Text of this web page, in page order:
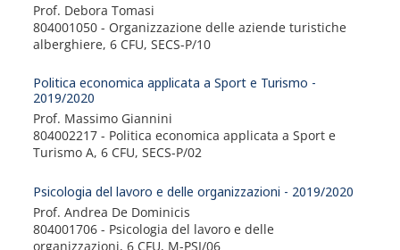
Prof. Debora Tomasi
804001050 - Organizzazione delle aziende turistiche
alberghiere, 6 CFU, SECS-P/10
Politica economica applicata a Sport e Turismo -
2019/2020
Prof. Massimo Giannini
804002217 - Politica economica applicata a Sport e
Turismo A, 6 CFU, SECS-P/02
Psicologia del lavoro e delle organizzazioni - 2019/2020
Prof. Andrea De Dominicis
804001706 - Psicologia del lavoro e delle
organizzazioni, 6 CFU, M-PSI/06